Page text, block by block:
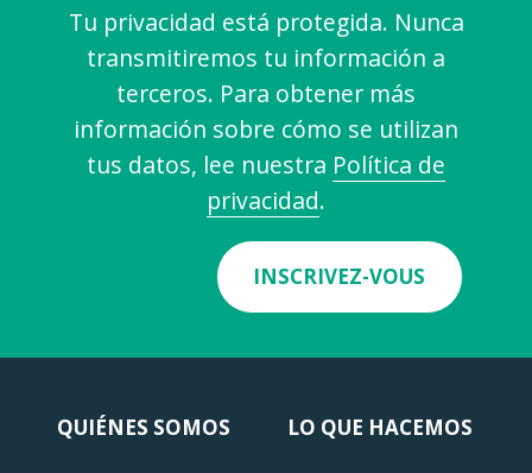
Tu privacidad está protegida. Nunca
transmitiremos tu información a
terceros. Para obtener más
información sobre cómo se utilizan
tus datos, lee nuestra Política de
privacidad.
INSCRIVEZ-VOUS
QUIÉNES SOMOS LO QUE HACEMOS